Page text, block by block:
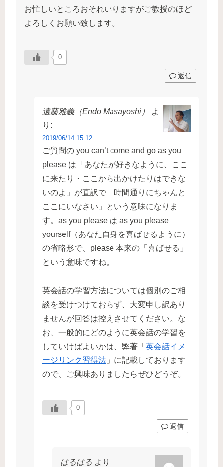
お忙しいところおそれいりますがご教授のほど
よろしくお願い致します。
0
返信
遠藤雅義（Endo Masayoshi）
よ
り:
2019/06/14 15:12
ご質問の you can’t come and go as you
please は「あなたが好きなように、ここ
に来たり・ここから出かけたりはできな
いのよ」が直訳で「時間通りにちゃんと
ここにいなさい」という意味になりま
す。as you please は as you please
yourself（あなた自身を喜ばせるように）
の省略形で、please 本来の「喜ばせる」
という意味ですね。
英会話の学習方法については個別のご相
談を受けつけておらず、大変申し訳あり
ませんが回答は控えさせてください。な
お、一般的にどのように英会話の学習を
していけばよいかは、弊著「 英会話イメ
ージリンク習得法 」に記載しております
ので、ご興味ありましたらぜひどうぞ。
0
返信
はるはる より: